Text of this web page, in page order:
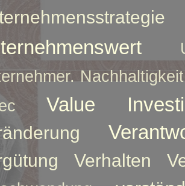
Nachhaltigkeit
Value
Verhalten